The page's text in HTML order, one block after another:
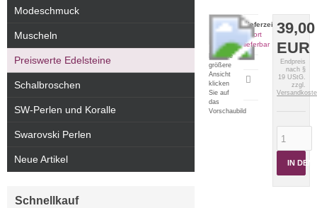
Für eine
größere
Ansicht
klicken
Sie auf
das
Vorschaubild
39,00
EUR
Endpreis
nach §
19 UStG.
zzgl.
IN DEN
Lieferzeit:
sofort
lieferbar
Artikeldatenblatt
drucken
Modeschmuck
Muscheln
Preiswerte Edelsteine
Schalbroschen
SW-Perlen und Koralle
Swarovski Perlen
Neue Artikel
Schnellkauf